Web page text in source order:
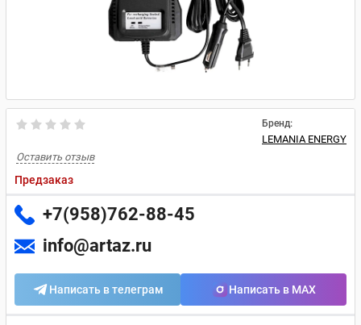
Бренд:
LEMANIA ENERGY
Оставить отзыв
Предзаказ
+7(958)762-88-45
info@artaz.ru
Написать в телеграм Написать в MAX